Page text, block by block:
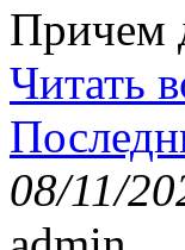
Причем
Читать
08/11/